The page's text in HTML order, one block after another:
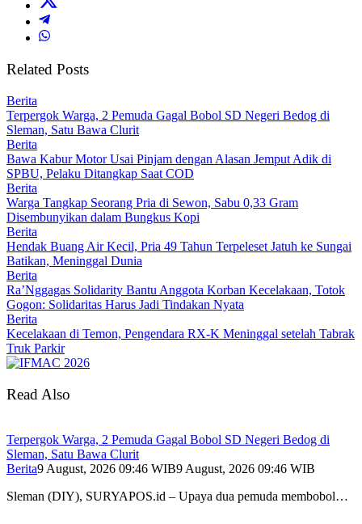
Related Posts
Berita
Terpergok Warga, 2 Pemuda Gagal Bobol SD Negeri Bedog di
Sleman, Satu Bawa Clurit
Berita
Bawa Kabur Motor Usai Pinjam dengan Alasan Jemput Adik di
SPBU, Pelaku Ditangkap Saat COD
Berita
Warga Tangkap Seorang Pria di Sewon, Sabu 0,33 Gram
Disembunyikan dalam Bungkus Kopi
Berita
Hendak Buang Air Kecil, Pria 49 Tahun Terpeleset Jatuh ke Sungai
Batikan, Meninggal Dunia
Berita
Ra’Nggagas Solidarity Bantu Anggota Korban Kecelakaan, Totok
Gogon: Solidaritas Harus Jadi Tindakan Nyata
Berita
Kecelakaan di Temon, Pengendara RX-K Meninggal setelah Tabrak
Truk Parkir
Read Also
Terpergok Warga, 2 Pemuda Gagal Bobol SD Negeri Bedog di
Sleman, Satu Bawa Clurit
Berita9 August, 2026 09:46 WIB9 August, 2026 09:46 WIB
Sleman (DIY), SURYAPOS.id – Upaya dua pemuda membobol…